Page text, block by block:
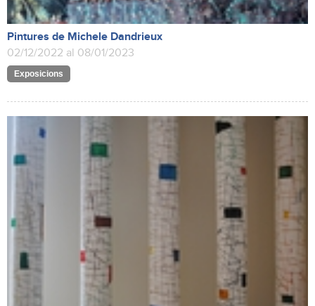
Pintures de Michele Dandrieux
02/12/2022 al 08/01/2023
Exposicions